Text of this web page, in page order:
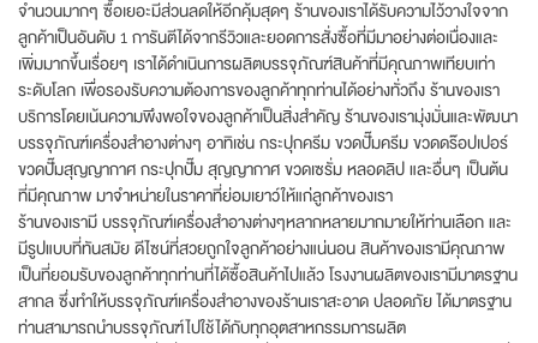
จำนวนมากๆ ซื้อเยอะมีส่วนลดให้อีกคุ้มสุดๆ ร้านของเราได้รับความไว้วางใจจาก
ลูกค้าเป็นอันดับ 1 การันตีได้จากรีวิวและยอดการสั่งซื้อที่มีมาอย่างต่อเนื่องและ
เพิ่มมากขึ้นเรื่อยๆ เราได้ดำเนินการผลิตบรรจุภัณฑ์สินค้าที่มีคุณภาพเทียบเท่า
ระดับโลก เพื่อรองรับความต้องการของลูกค้าทุกท่านได้อย่างทั่วถึง ร้านของเรา
บริการโดยเน้นความพึงพอใจของลูกค้าเป็นสิ่งสำคัญ ร้านของเรามุ่งมั่นและพัฒนา
บรรจุภัณฑ์เครื่องสำอางต่างๆ อาทิเช่น กระปุกครีม ขวดปั๊มครีม ขวดดร๊อปเปอร์
ขวดปั๊มสุญญากาศ กระปุกปั๊ม สุญญากาศ ขวดเซรั่ม หลอดลิป และอื่นๆ เป็นต้น
ที่มีคุณภาพ มาจำหน่ายในราคาที่ย่อมเยาว์ให้แก่ลูกค้าของเรา
ร้านของเรามี บรรจุภัณฑ์เครื่องสำอางต่างๆหลากหลายมากมายให้ท่านเลือก และ
มีรูปแบบที่ทันสมัย ดีไซน์ที่สวยถูกใจลูกค้าอย่างแน่นอน สินค้าของเรามีคุณภาพ
เป็นที่ยอมรับของลูกค้าทุกท่านที่ได้ซื้อสินค้าไปแล้ว โรงงานผลิตของเรามีมาตรฐาน
สากล ซึ่งทำให้บรรจุภัณฑ์เครื่องสำอางของร้านเราสะอาด ปลอดภัย ได้มาตรฐาน
ท่านสามารถนำบรรจุภัณฑ์ไปใช้ได้กับทุกอุตสาหกรรมการผลิต